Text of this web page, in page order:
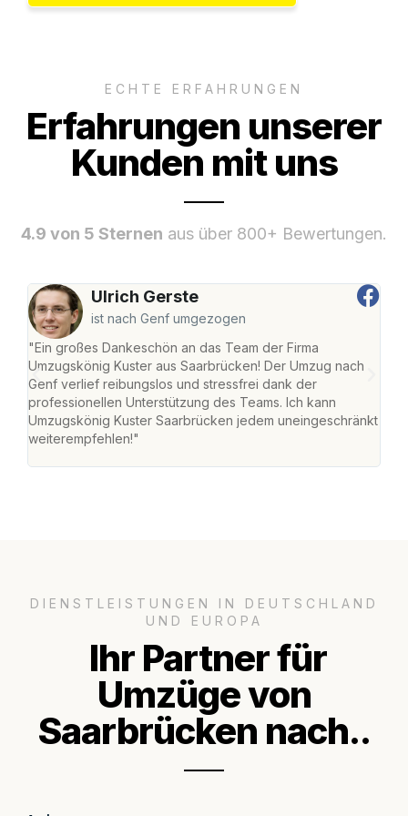
ECHTE ERFAHRUNGEN
Erfahrungen unserer
Kunden mit uns
4.9 von 5 Sternen aus über 800+ Bewertungen.
Ulrich Gerste
ist nach Genf umgezogen
"Ein großes Dankeschön an das Team der Firma
Umzugskönig Kuster aus Saarbrücken! Der Umzug nach
Genf verlief reibungslos und stressfrei dank der
professionellen Unterstützung des Teams. Ich kann
Umzugskönig Kuster Saarbrücken jedem uneingeschränkt
weiterempfehlen!"
DIENSTLEISTUNGEN IN DEUTSCHLAND
UND EUROPA
Ihr Partner für
Umzüge von
Saarbrücken nach..